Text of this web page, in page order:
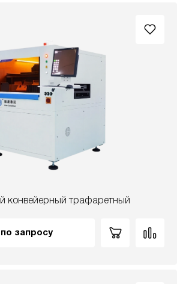
конвейерный трафаретный
запросу